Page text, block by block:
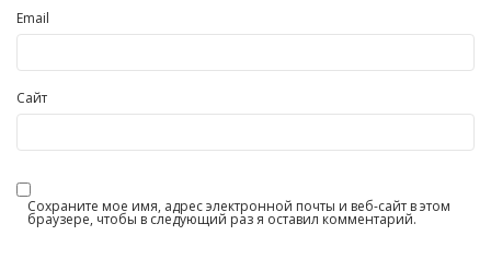
Email
Сайт
Сохраните мое имя, адрес электронной почты и веб-сайт в этом
браузере, чтобы в следующий раз я оставил комментарий.